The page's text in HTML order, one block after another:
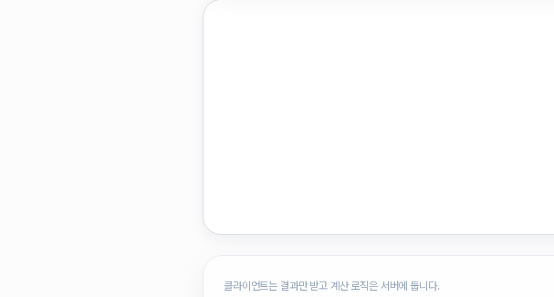
클라이언트는 결과만 받고 계산 로직은 서버에 둡니다.